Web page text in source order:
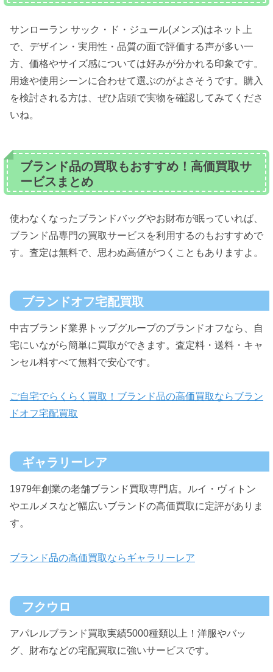
サンローラン サック・ド・ジュール(メンズ)はネット上
で、デザイン・実用性・品質の面で評価する声が多い一
方、価格やサイズ感については好みが分かれる印象です。
用途や使用シーンに合わせて選ぶのがよさそうです。購入
を検討される方は、ぜひ店頭で実物を確認してみてくださ
いね。
ブランド品の買取もおすすめ！高価買取サ
ービスまとめ
使わなくなったブランドバッグやお財布が眠っていれば、
ブランド品専門の買取サービスを利用するのもおすすめで
す。査定は無料で、思わぬ高値がつくこともありますよ。
ブランドオフ宅配買取
中古ブランド業界トップグループのブランドオフなら、自
宅にいながら簡単に買取ができます。査定料・送料・キャ
ンセル料すべて無料で安心です。
ご自宅でらくらく買取！ブランド品の高価買取ならブラン
ドオフ宅配買取
ギャラリーレア
1979年創業の老舗ブランド買取専門店。ルイ・ヴィトン
やエルメスなど幅広いブランドの高価買取に定評がありま
す。
ブランド品の高価買取ならギャラリーレア
フクウロ
アパレルブランド買取実績5000種類以上！洋服やバッ
グ、財布などの宅配買取に強いサービスです。